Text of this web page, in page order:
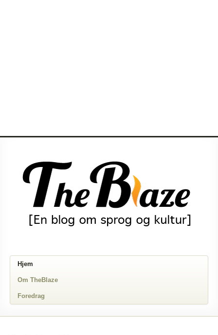
Hjem
Om TheBlaze
Foredrag